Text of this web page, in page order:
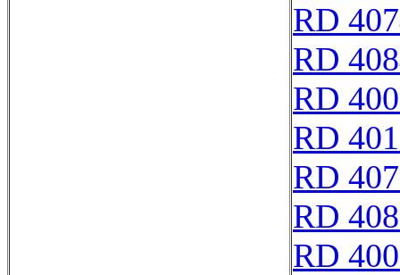
RD
RD
RD
RD
RD
RD
RD